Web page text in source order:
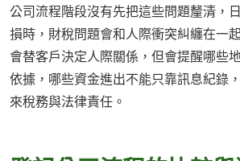
公司流程階段沒有先把這些問題釐清，
損時，財稅問題會和人際衝突糾纏在一
會替客戶決定人際關係，但會提醒哪些
依據，哪些資金進出不能只靠訊息紀錄
來稅務與法律責任。